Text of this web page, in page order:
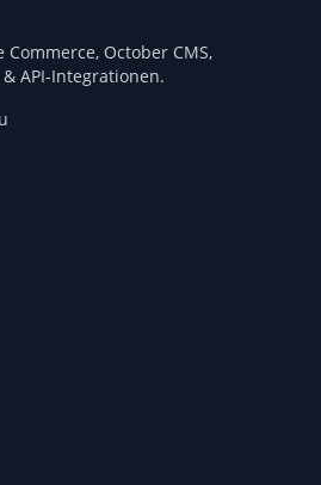
October CMS,
API-Integrationen.